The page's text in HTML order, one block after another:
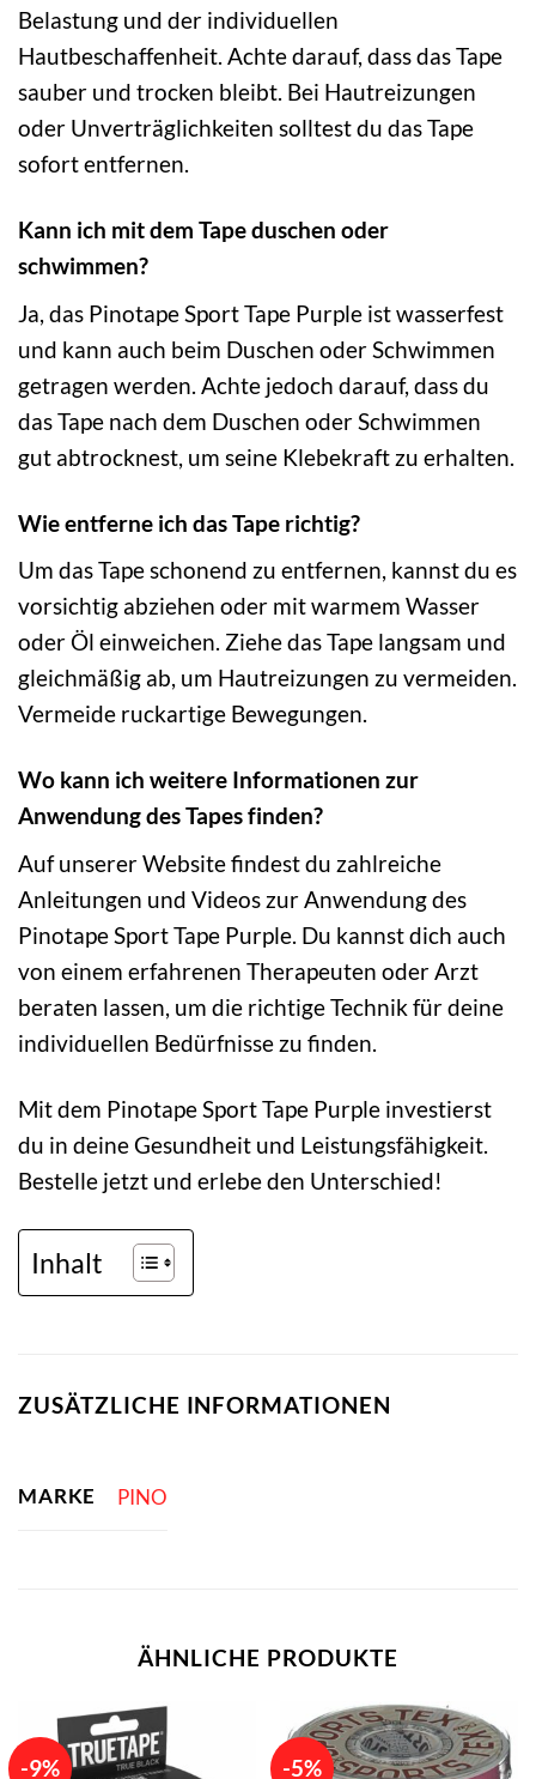
Belastung und der individuellen
Hautbeschaffenheit. Achte darauf, dass das Tape
sauber und trocken bleibt. Bei Hautreizungen
oder Unverträglichkeiten solltest du das Tape
sofort entfernen.
Kann ich mit dem Tape duschen oder
schwimmen?
Ja, das Pinotape Sport Tape Purple ist wasserfest
und kann auch beim Duschen oder Schwimmen
getragen werden. Achte jedoch darauf, dass du
das Tape nach dem Duschen oder Schwimmen
gut abtrocknest, um seine Klebekraft zu erhalten.
Wie entferne ich das Tape richtig?
Um das Tape schonend zu entfernen, kannst du es
vorsichtig abziehen oder mit warmem Wasser
oder Öl einweichen. Ziehe das Tape langsam und
gleichmäßig ab, um Hautreizungen zu vermeiden.
Vermeide ruckartige Bewegungen.
Wo kann ich weitere Informationen zur
Anwendung des Tapes finden?
Auf unserer Website findest du zahlreiche
Anleitungen und Videos zur Anwendung des
Pinotape Sport Tape Purple. Du kannst dich auch
von einem erfahrenen Therapeuten oder Arzt
beraten lassen, um die richtige Technik für deine
individuellen Bedürfnisse zu finden.
Mit dem Pinotape Sport Tape Purple investierst
du in deine Gesundheit und Leistungsfähigkeit.
Bestelle jetzt und erlebe den Unterschied!
Inhalt
ZUSÄTZLICHE INFORMATIONEN
MARKE PINO
ÄHNLICHE PRODUKTE
-9% -5%